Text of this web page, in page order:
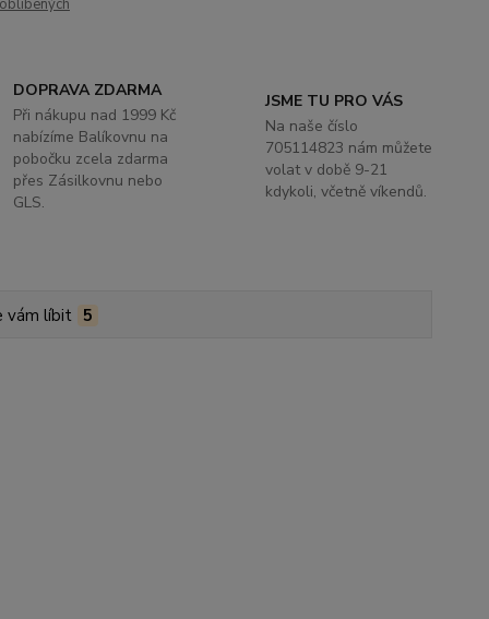
DOPRAVA ZDARMA
Při nákupu nad 1999 Kč
nabízíme Balíkovnu na
pobočku zcela zdarma
přes Zásilkovnu nebo
GLS.
JSME TU PRO VÁS
Na naše číslo
705114823 nám můžete
volat v době 9-21
kdykoli, včetně víkendů.
vám líbit 5